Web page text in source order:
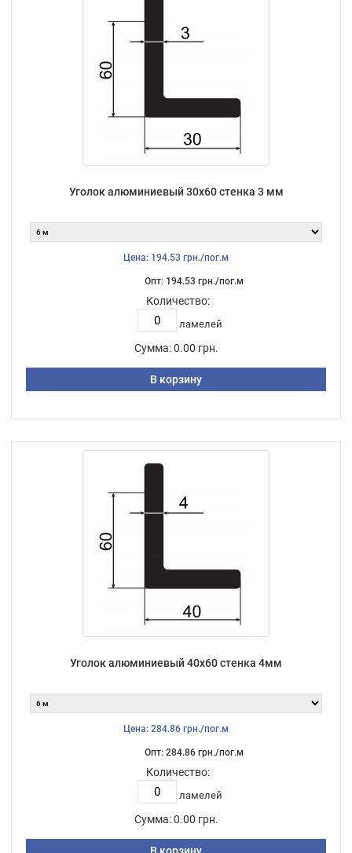
Уголок алюминиевый 30х60 стенка 3 мм
Цена: 194.53 грн./пог.м
Опт: 194.53 грн./пог.м
Количество:
ламелей
Сумма: 0.00 грн.
В корзину
Уголок алюминиевый 40х60 стенка 4мм
Цена: 284.86 грн./пог.м
Опт: 284.86 грн./пог.м
Количество:
ламелей
Сумма: 0.00 грн.
В корзину